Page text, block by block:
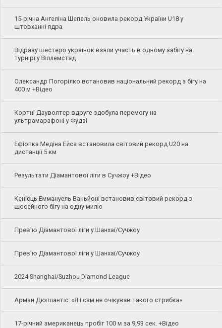
15-річна Ангеліна Шепель оновила рекорд України U18 у
штовханні ядра
Відразу шестеро українок взяли участь в одному забігу на
турнірі у Віллемстад
Олександр Погорілко встановив національний рекорд з бігу на
400 м +Відео
Кортні Дауволтер вдруге здобула перемогу на
ультрамарафоні у Фудзі
Ефіопка Медіна Ейса встановила світовий рекорд U20 на
дистанції 5 км
Результати Діамантової ліги в Сучжоу +Відео
Кенієць Еммануель Ваньйоні встановив світовий рекорд з
шосейного бігу на одну милю
Прев'ю Діамантової ліги у Шанхаї/Сучжоу
Прев'ю Діамантової ліги у Шанхаї/Сучжоу
2024 Shanghai/Suzhou Diamond League
Арман Дюплантіс: «Я і сам не очікував такого стрибка»
17-річний американець пробіг 100 м за 9,93 сек. +Відео